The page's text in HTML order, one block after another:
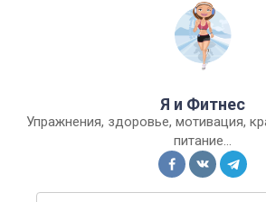
Я и Фитнес
Упражнения, здоровье, мотивация,
питание…